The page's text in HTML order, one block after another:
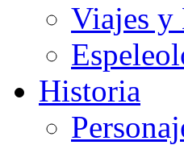
Viajes y
Historia